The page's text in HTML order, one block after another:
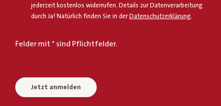
jederzeit kostenlos widerrufen. Details zur Datenverarbeitung
durch Ja! Natürlich finden Sie in derDatenschutzerklärung.
Felder mit * sind Pflichtfelder.
Jetzt anmelden